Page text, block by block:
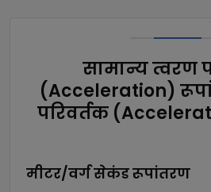
सामान्य त्वरण
(Acceleration)
परिवर्तक
मीटर/वर्ग सेकंडरूपांतरण